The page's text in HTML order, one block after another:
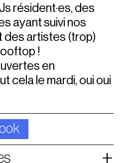
résident·es, des
ayant suivi nos
des artistes (trop)
!
en
cela le mardi, oui oui